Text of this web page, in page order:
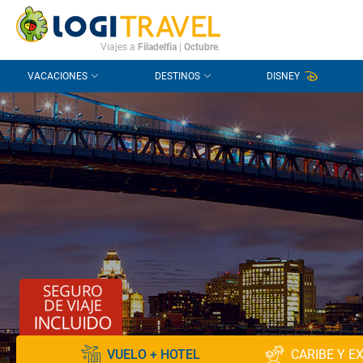
CONTACTO PREGUNTAS FRECUENTES
Viajes a Filadelfia| Octubre.
VACACIONES DESTINOS DISNEY
VUELO + HOTEL CARIBE Y